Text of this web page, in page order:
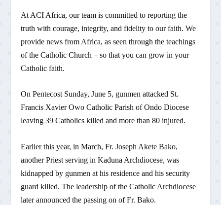
At ACI Africa, our team is committed to reporting the
truth with courage, integrity, and fidelity to our faith. We
provide news from Africa, as seen through the teachings
of the Catholic Church – so that you can grow in your
Catholic faith.
On Pentecost Sunday, June 5, gunmen attacked St.
Francis Xavier Owo Catholic Parish of Ondo Diocese
leaving 39 Catholics killed and more than 80 injured.
Earlier this year, in March, Fr. Joseph Akete Bako,
another Priest serving in Kaduna Archdiocese, was
kidnapped by gunmen at his residence and his security
guard killed. The leadership of the Catholic Archdiocese
later announced the passing on of Fr. Bako.